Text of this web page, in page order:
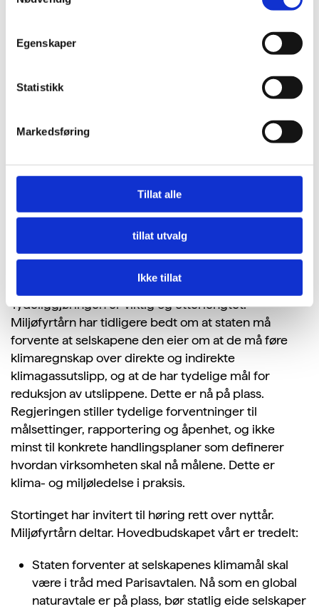
Egenskaper
Statistikk
Markedsføring
Tillat alle
tillat utvalg
Ikke tillat
næringsministeren i høst la frem forventningene
sine til selskaper eid av staten.
Regjeringen vil framover stille tydeligere
forventninger til statlig eide selskapers arbeid med
klima og miljø, og bærekraft er tatt inn i målene for
Tydeliggjøringen er viktig og etterlengtet.
Miljøfyrtårn har tidligere bedt om at staten må
forvente at selskapene den eier om at de må føre
klimaregnskap over direkte og indirekte
klimagassutslipp, og at de har tydelige mål for
reduksjon av utslippene. Dette er nå på plass.
Regjeringen stiller tydelige forventninger til
målsettinger, rapportering og åpenhet, og ikke
minst til konkrete handlingsplaner som definerer
hvordan virksomheten skal nå målene. Dette er
klima- og miljøledelse i praksis.
Stortinget har invitert til høring rett over nyttår.
Miljøfyrtårn deltar. Hovedbudskapet vårt er tredelt:
Staten forventer at selskapenes klimamål skal
være i tråd med Parisavtalen. Nå som en global
naturavtale er på plass, bør statlig eide selskaper